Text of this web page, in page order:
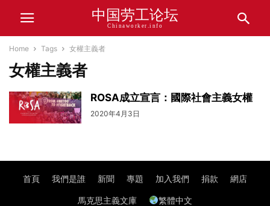
中国劳工论坛
Chinaworker.info
Home Tags 女權主義者
女權主義者
ROSA成立宣言：國際社會主義女權
2020年4月3日
首頁 我們是誰 新聞 專題 加入我們 捐款 網店
馬克思主義文庫 繁體中文